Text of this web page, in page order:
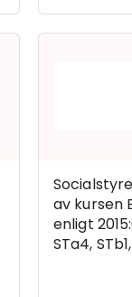
av kursen
enligt
STa4,